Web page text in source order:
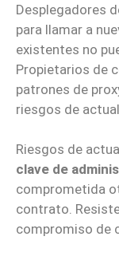
Desplegadores
para llamar a
existentes no
Propietarios de
patrones de
riesgos de
Riesgos de
clave de
comprometida
contrato.
compromiso de